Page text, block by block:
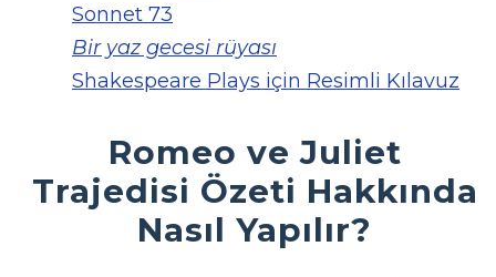
Sonnet 73
Bir yaz gecesi rüyası
Shakespeare Plays için Resimli Kılavuz
Romeo ve Juliet
Trajedisi Özeti Hakkında
Nasıl Yapılır?